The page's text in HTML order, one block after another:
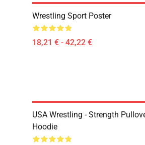
Wrestling Sport Poster
18,21 € - 42,22 €
USA Wrestling - Strength
Hoodie